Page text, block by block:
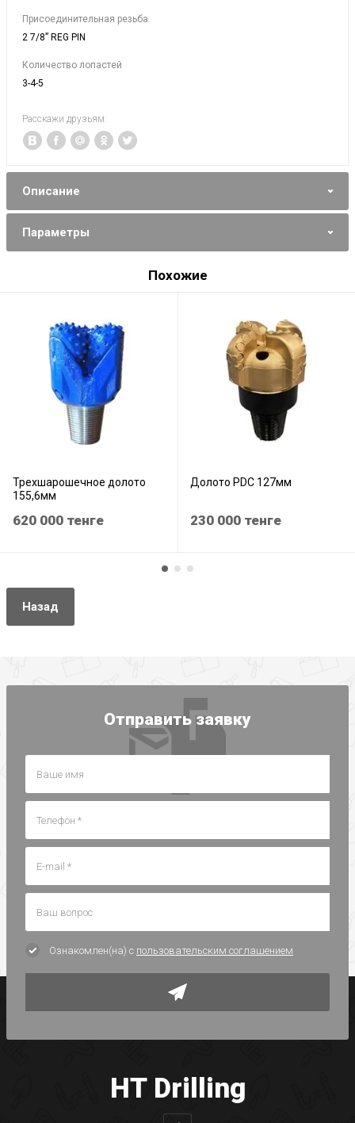
Присоединительная резьба
2 7/8” REG PIN
Количество лопастей
3-4-5
Расскажи друзьям:
Описание
Параметры
Похожие
Трехшарошечное долото
155,6мм
620 000 тенге
Долото PDC 127мм
230 000 тенге
Назад
Отправить заявку
Ознакомлен(на) с пользовательским соглашением
HT Drilling